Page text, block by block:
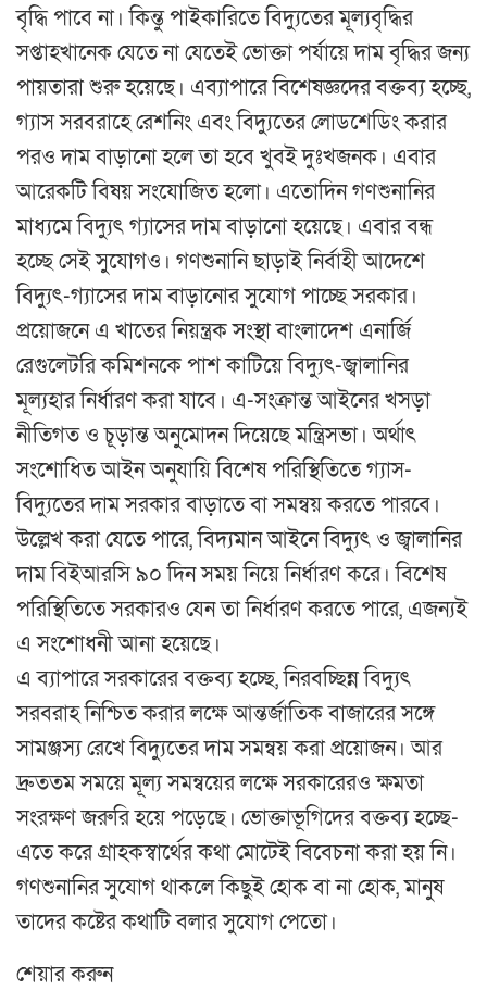
বৃদ্ধি পাবে না। কিন্তু পাইকারিতে বিদ্যুতের মূল্যবৃদ্ধির
সপ্তাহখানেক যেতে না যেতেই ভোক্তা পর্যায়ে দাম বৃদ্ধির জন্য
পায়তারা শুরু হয়েছে। এব্যাপারে বিশেষজ্ঞদের বক্তব্য হচ্ছে,
গ্যাস সরবরাহে রেশনিং এবং বিদ্যুতের লোডশেডিং করার
পরও দাম বাড়ানো হলে তা হবে খুবই দুঃখজনক। এবার
আরেকটি বিষয় সংযোজিত হলো। এতোদিন গণশুনানির
মাধ্যমে বিদ্যুৎ গ্যাসের দাম বাড়ানো হয়েছে। এবার বন্ধ
হচ্ছে সেই সুযোগও। গণশুনানি ছাড়াই নির্বাহী আদেশে
বিদ্যুৎ-গ্যাসের দাম বাড়ানোর সুযোগ পাচ্ছে সরকার।
প্রয়োজনে এ খাতের নিয়ন্ত্রক সংস্থা বাংলাদেশ এনার্জি
রেগুলেটরি কমিশনকে পাশ কাটিয়ে বিদ্যুৎ-জ্বালানির
মূল্যহার নির্ধারণ করা যাবে। এ-সংক্রান্ত আইনের খসড়া
নীতিগত ও চূড়ান্ত অনুমোদন দিয়েছে মন্ত্রিসভা। অর্থাৎ
সংশোধিত আইন অনুযায়ি বিশেষ পরিস্থিতিতে গ্যাস-
বিদ্যুতের দাম সরকার বাড়াতে বা সমন্বয় করতে পারবে।
উল্লেখ করা যেতে পারে, বিদ্যমান আইনে বিদ্যুৎ ও জ্বালানির
দাম বিইআরসি ৯০ দিন সময় নিয়ে নির্ধারণ করে। বিশেষ
পরিস্থিতিতে সরকারও যেন তা নির্ধারণ করতে পারে, এজন্যই
এ সংশোধনী আনা হয়েছে।
এ ব্যাপারে সরকারের বক্তব্য হচ্ছে, নিরবচ্ছিন্ন বিদ্যুৎ
সরবরাহ নিশ্চিত করার লক্ষে আন্তর্জাতিক বাজারের সঙ্গে
সামঞ্জস্য রেখে বিদ্যুতের দাম সমন্বয় করা প্রয়োজন। আর
দ্রুততম সময়ে মূল্য সমন্বয়ের লক্ষে সরকারেরও ক্ষমতা
সংরক্ষণ জরুরি হয়ে পড়েছে। ভোক্তাভূগিদের বক্তব্য হচ্ছে-
এতে করে গ্রাহকস্বার্থের কথা মোটেই বিবেচনা করা হয় নি।
গণশুনানির সুযোগ থাকলে কিছুই হোক বা না হোক, মানুষ
তাদের কষ্টের কথাটি বলার সুযোগ পেতো।
শেয়ার করুন